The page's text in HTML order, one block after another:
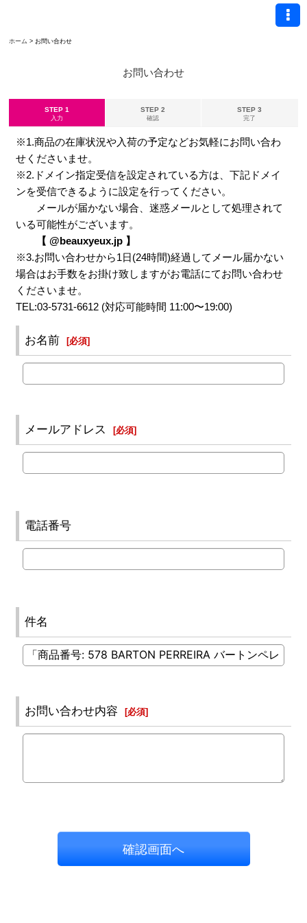
ホーム > お問い合わせ
お問い合わせ
STEP 1
入力
STEP 2
確認
STEP 3
完了
※1.商品の在庫状況や入荷の予定などお気軽にお問い合わ
せくださいませ。
※2.ドメイン指定受信を設定されている方は、下記ドメイ
ンを受信できるように設定を行ってください。
メールが届かない場合、迷惑メールとして処理されて
いる可能性がございます。
【 @beauxyeux.jp 】
※3.お問い合わせから1日(24時間)経過してメール届かない
場合はお手数をお掛け致しますがお電話にてお問い合わせ
くださいませ。
TEL:03-5731-6612 (対応可能時間 11:00〜19:00)
お名前 [必須]
メールアドレス [必須]
電話番号
件名
お問い合わせ内容 [必須]
確認画面へ